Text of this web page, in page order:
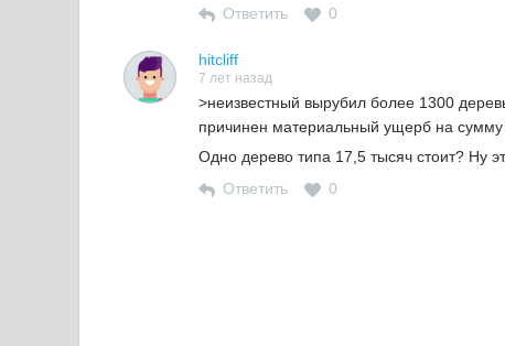
Ответить
0
hitcliff
7 лет назад
>неизвестный вырубил более 1300
причинен материальный ущерб на
Одно дерево типа 17,5 тысяч стоит? Ну
Ответить
0